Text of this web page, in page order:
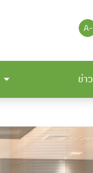
A-
ข่าว